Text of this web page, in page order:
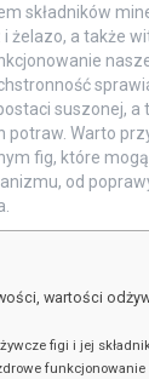
składników
żelazo, a także
suszonej, a
potraw. Warto
fig, które
od
wartości
figi i jej